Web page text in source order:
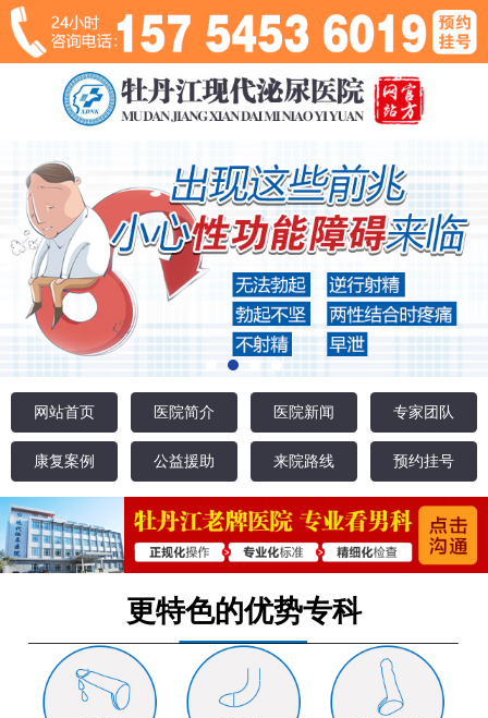
网站首页 医院简介 医院新闻 专家团队
康复案例 公益援助 来院路线 预约挂号
更特色的优势专科